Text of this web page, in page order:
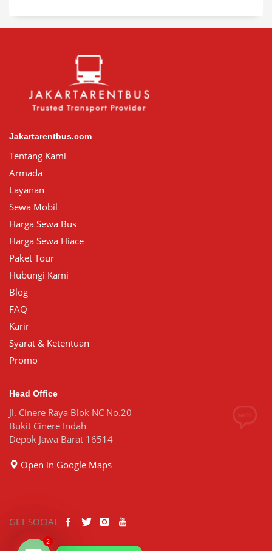
Jakartarentbus.com
Tentang Kami
Armada
Layanan
Sewa Mobil
Harga Sewa Bus
Harga Sewa Hiace
Paket Tour
Hubungi Kami
Blog
FAQ
Karir
Syarat & Ketentuan
Promo
Head Office
Jl. Cinere Raya Blok NC No.20
Bukit Cinere Indah
Depok Jawa Barat 16514
Open in Google Maps
GET SOCIAL
2